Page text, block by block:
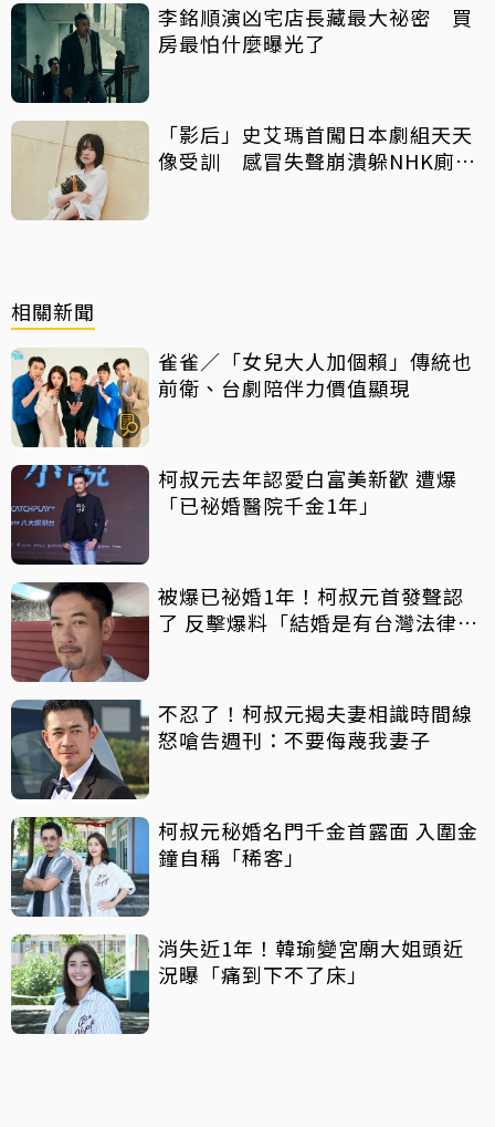
李銘順演凶宅店長藏最大祕密 買
房最怕什麼曝光了
「影后」史艾瑪首闖日本劇組天天
像受訓 感冒失聲崩潰躲NHK廁所
相關新聞
雀雀／「女兒大人加個賴」傳統也
前衛、台劇陪伴力價值顯現
柯叔元去年認愛白富美新歡 遭爆
「已祕婚醫院千金1年」
被爆已祕婚1年！柯叔元首發聲認
了 反擊爆料「結婚是有台灣法律見
不忍了！柯叔元揭夫妻相識時間線
怒嗆告週刊：不要侮蔑我妻子
柯叔元秘婚名門千金首露面 入圍金
鐘自稱「稀客」
消失近1年！韓瑜變宮廟大姐頭近
況曝「痛到下不了床」